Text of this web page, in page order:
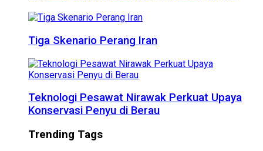
Tiga Skenario Perang Iran
Teknologi Pesawat Nirawak Perkuat Upaya
Konservasi Penyu di Berau
Trending Tags